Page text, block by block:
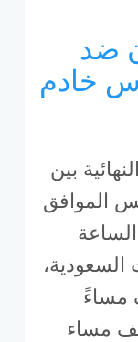
ضد
خادم
بين
الموافق
السعودية،
مساءً
مساء